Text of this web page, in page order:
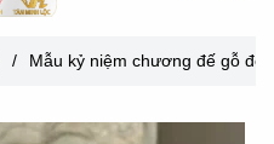
/ Mẫu kỷ niệm chương đế gỗ đẹp